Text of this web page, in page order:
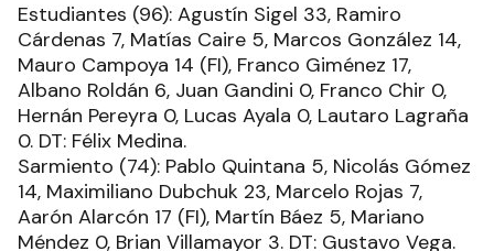
Estudiantes (96): Agustín Sigel 33, Ramiro
Cárdenas 7, Matías Caire 5, Marcos González 14,
Mauro Campoya 14 (FI), Franco Giménez 17,
Albano Roldán 6, Juan Gandini 0, Franco Chir 0,
Hernán Pereyra 0, Lucas Ayala 0, Lautaro Lagraña
0. DT: Félix Medina.
Sarmiento (74): Pablo Quintana 5, Nicolás Gómez
14, Maximiliano Dubchuk 23, Marcelo Rojas 7,
Aarón Alarcón 17 (FI), Martín Báez 5, Mariano
Méndez 0, Brian Villamayor 3. DT: Gustavo Vega.